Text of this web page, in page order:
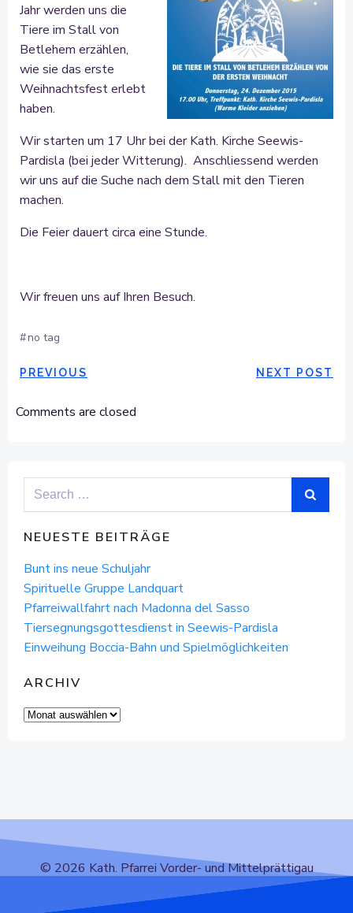
Jahr werden uns die
Tiere im Stall von
Betlehem erzählen,
wie sie das erste
Weihnachtsfest erlebt
haben.
Wir starten um 17 Uhr bei der Kath. Kirche Seewis-
Pardisla (bei jeder Witterung). Anschliessend werden
wir uns auf die Suche nach dem Stall mit den Tieren
machen.
Die Feier dauert circa eine Stunde.
Wir freuen uns auf Ihren Besuch.
#no tag
POST
NAVIGATION
PREVIOUS
POSTNEXT POST
Comments are closed
Search
NEUESTE BEITRÄGE
Bunt ins neue Schuljahr
Spirituelle Gruppe Landquart
Pfarreiwallfahrt nach Madonna del Sasso
Tiersegnungsgottesdienst in Seewis-Pardisla
Einweihung Boccia-Bahn und Spielmöglichkeiten
ARCHIV
Archiv
© 2026 Kath. Pfarrei Vorder- und Mittelprättigau